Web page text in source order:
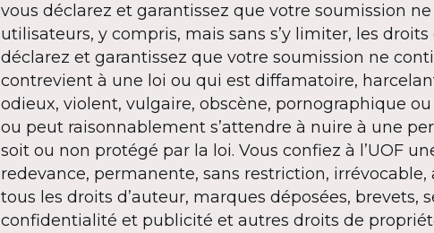
vous déclarez et garantissez que votre soumission
utilisateurs, y compris, mais sans s’y limiter, les
déclarez et garantissez que votre soumission ne
contrevient à une loi ou qui est diffamatoire,
odieux, violent, vulgaire, obscène, pornographique
ou peut raisonnablement s’attendre à nuire à une
soit ou non protégé par la loi. Vous confiez à l’UOF
redevance, permanente, sans restriction,
tous les droits d’auteur, marques déposées, brevets,
confidentialité et publicité et autres droits de